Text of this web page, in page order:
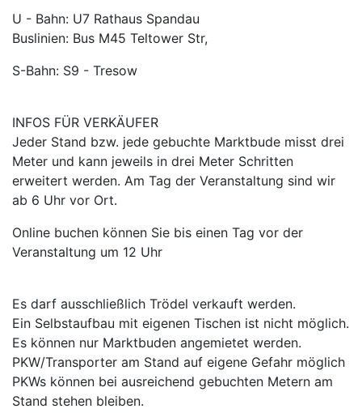
U - Bahn: U7 Rathaus Spandau
Buslinien: Bus M45 Teltower Str,
S-Bahn: S9 - Tresow
INFOS FÜR VERKÄUFER
Jeder Stand bzw. jede gebuchte Marktbude misst drei
Meter und kann jeweils in drei Meter Schritten
erweitert werden. Am Tag der Veranstaltung sind wir
ab 6 Uhr vor Ort.
Online buchen können Sie bis einen Tag vor der
Veranstaltung um 12 Uhr
Es darf ausschließlich Trödel verkauft werden.
Ein Selbstaufbau mit eigenen Tischen ist nicht möglich.
Es können nur Marktbuden angemietet werden.
PKW/Transporter am Stand auf eigene Gefahr möglich
PKWs können bei ausreichend gebuchten Metern am
Stand stehen bleiben.